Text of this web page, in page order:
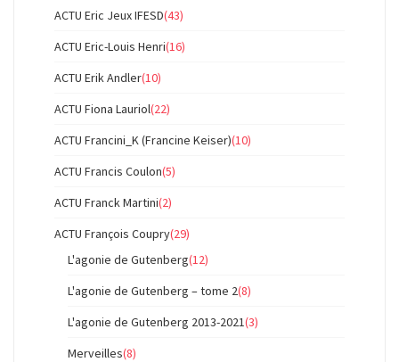
ACTU Eric Jeux IFESD(43)
ACTU Eric-Louis Henri(16)
ACTU Erik Andler(10)
ACTU Fiona Lauriol(22)
ACTU Francini_K (Francine Keiser)(10)
ACTU Francis Coulon(5)
ACTU Franck Martini(2)
ACTU François Coupry(29)
L'agonie de Gutenberg(12)
L'agonie de Gutenberg – tome 2(8)
L'agonie de Gutenberg 2013-2021(3)
Merveilles(8)